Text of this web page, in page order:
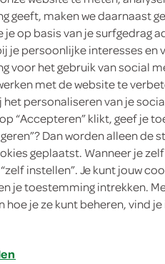
200 Milliliter
Dit product is
Let op:
verwerkt in
Kalmeer je
geeft, maken we daarnaast
je op basis van je surfgedrag
je persoonlijke interesses en
voor het gebruik van social
met de website te
het personaliseren van je
“Accepteren” klikt, geef je
Dan worden alleen
geplaatst. Wanneer je
instellen”. Je kunt jouw
je toestemming intrekken.
hoe je ze kunt beheren, vind